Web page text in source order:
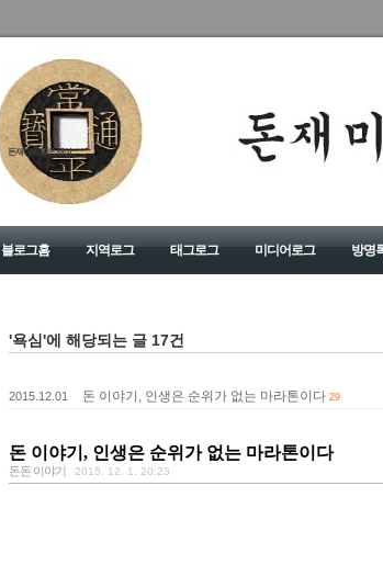
돈재미의 좋은 세상
블로그홈 지역로그 태그로그 미디어로그 방명
'욕심'에 해당되는 글 17건
2015.12.01 돈 이야기, 인생은 순위가 없는 마라톤이다 29
돈 이야기, 인생은 순위가 없는 마라톤이다
돈돈 이야기 2015. 12. 1. 20:23